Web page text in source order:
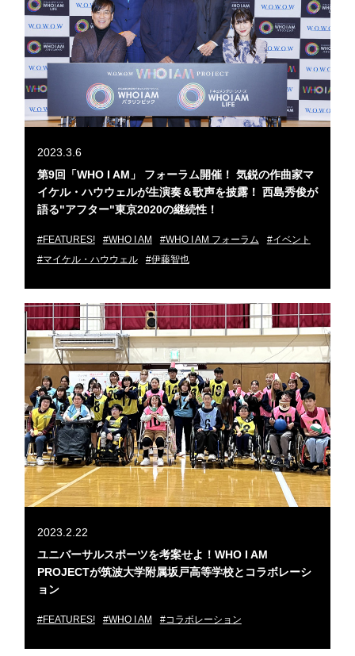
2023.3.6
第9回「WHO I AM」 フォーラム開催！ 気鋭の作曲家マ
イケル・ハウウェルが生演奏＆歌声を披露！ 西島秀俊が
語る"アフター"東京2020の継続性！
#FEATURES! #WHO I AM #WHO I AM フォーラム
#イベント
#マイケル・ハウウェル
#伊藤智也
2023.2.22
ユニバーサルスポーツを考案せよ！WHO I AM
PROJECTが筑波大学附属坂戸高等学校とコラボレーシ
ョン
#FEATURES! #WHO I AM #コラボレーション